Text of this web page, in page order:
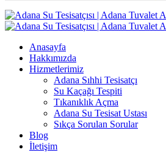
Anasayfa
Hakkımızda
Hizmetlerimiz
Adana Sıhhi Tesisatçı
Su Kaçağı Tespiti
Tıkanıklık Açma
Adana Su Tesisat Ustası
Sıkça Sorulan Sorular
Blog
İletişim